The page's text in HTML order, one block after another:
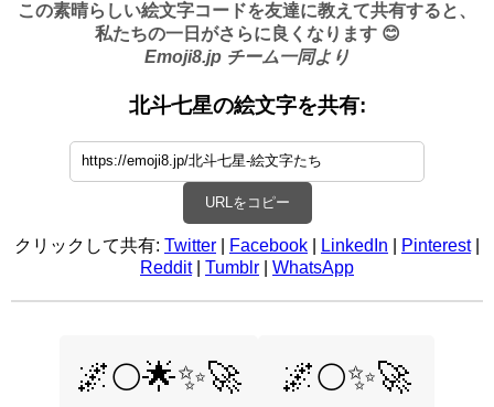
この素晴らしい絵文字コードを友達に教えて共有すると、
私たちの一日がさらに良くなります 😊
Emoji8.jp チーム一同より
北斗七星の絵文字を共有:
URLをコピー
クリックして共有: Twitter Facebook LinkedIn Pinterest|
Reddit| Tumblr WhatsApp
🌌🌕🌟✨🚀 🌌🌕✨🚀